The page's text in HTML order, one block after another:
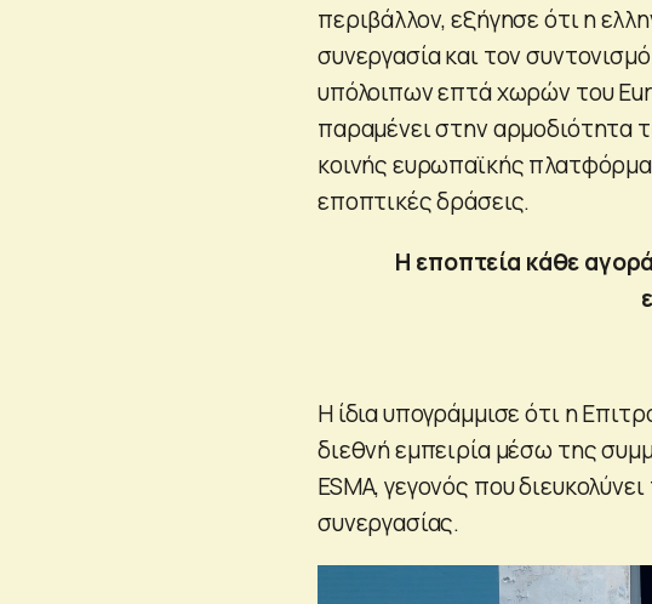
περιβάλλον, εξήγησε ότι η
συνεργασία και τον
υπόλοιπων επτά χωρών του
παραμένει στην αρμοδιότητα
κοινής ευρωπαϊκής
εποπτικές δράσεις.
Η εποπτεία κάθε
Η ίδια υπογράμμισε ότι η
διεθνή εμπειρία μέσω της
ESMA, γεγονός που
συνεργασίας.